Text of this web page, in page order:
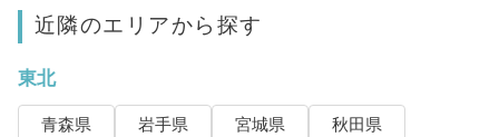
近隣のエリアから探す
東北
青森県 岩手県 宮城県
秋田県